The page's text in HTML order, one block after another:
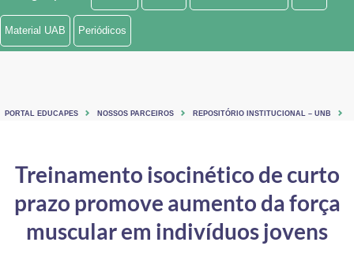
Ministério de Minas e Energia
Ministério da Mulher, da Família e dos Direitos Humanos
Material UAB Periódicos
PORTAL EDUCAPES NOSSOS PARCEIROS REPOSITÓRIO INSTITUCIONAL – UNB
Treinamento isocinético de curto
prazo promove aumento da força
muscular em indivíduos jovens